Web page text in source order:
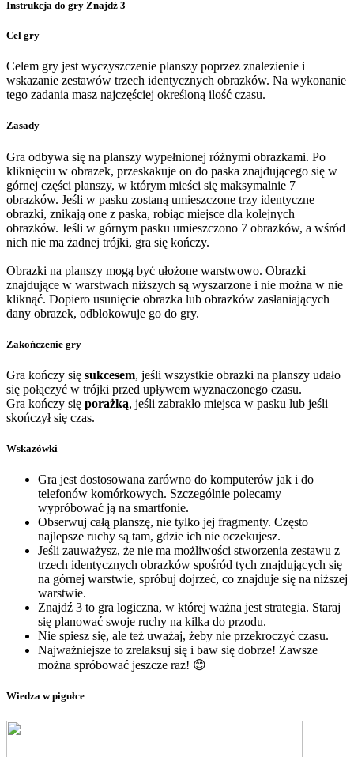
Instrukcja do gry Znajdź 3
Cel gry
Celem gry jest wyczyszczenie planszy poprzez znalezienie i
wskazanie zestawów trzech identycznych obrazków. Na wykonanie
tego zadania masz najczęściej określoną ilość czasu.
Zasady
Gra odbywa się na planszy wypełnionej różnymi obrazkami. Po
kliknięciu w obrazek, przeskakuje on do paska znajdującego się w
górnej części planszy, w którym mieści się maksymalnie 7
obrazków. Jeśli w pasku zostaną umieszczone trzy identyczne
obrazki, znikają one z paska, robiąc miejsce dla kolejnych
obrazków. Jeśli w górnym pasku umieszczono 7 obrazków, a wśród
nich nie ma żadnej trójki, gra się kończy.
Obrazki na planszy mogą być ułożone warstwowo. Obrazki
znajdujące w warstwach niższych są wyszarzone i nie można w nie
kliknąć. Dopiero usunięcie obrazka lub obrazków zasłaniających
dany obrazek, odblokowuje go do gry.
Zakończenie gry
Gra kończy się sukcesem, jeśli wszystkie obrazki na planszy udało
się połączyć w trójki przed upływem wyznaczonego czasu.
Gra kończy się porażką, jeśli zabrakło miejsca w pasku lub jeśli
skończył się czas.
Wskazówki
Gra jest dostosowana zarówno do komputerów jak i do
telefonów komórkowych. Szczególnie polecamy
wypróbować ją na smartfonie.
Obserwuj całą planszę, nie tylko jej fragmenty. Często
najlepsze ruchy są tam, gdzie ich nie oczekujesz.
Jeśli zauważysz, że nie ma możliwości stworzenia zestawu z
trzech identycznych obrazków spośród tych znajdujących się
na górnej warstwie, spróbuj dojrzeć, co znajduje się na niższej
warstwie.
Znajdź 3 to gra logiczna, w której ważna jest strategia. Staraj
się planować swoje ruchy na kilka do przodu.
Nie spiesz się, ale też uważaj, żeby nie przekroczyć czasu.
Najważniejsze to zrelaksuj się i baw się dobrze! Zawsze
można spróbować jeszcze raz! 😊
Wiedza w pigułce